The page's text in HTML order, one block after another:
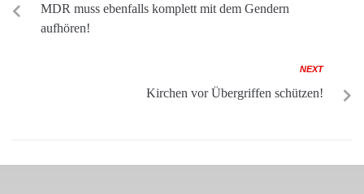
MDR muss ebenfalls komplett mit dem Gendern
aufhören!
NEXT
Kirchen vor Übergriffen schützen!